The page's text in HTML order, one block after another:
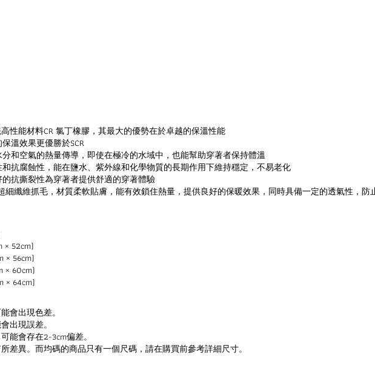
性能材料CR 氯丁橡膠，其最大的優勢在於卓越的保溫性能
溫效果更優勝於SCR
和空氣的熱量傳導，即使在極冷的水域中，也能幫助穿著者保持體溫
抗腐蝕性，能在鹽水、紫外線和化學物質的長期作用下維持穩定，不易老化
抗撕裂性為穿著者提供舒適的穿著體驗
細纖維抓毛，材質柔軟貼膚，能有效鎖住熱量，提供良好的保暖效果，同時具備一定的透氣性，防
× 52cm)
× 56cm)
× 60cm)
× 64cm)
會出現色差。
出現誤差。
能會存在2-3cm偏差。
差異。而均碼的商品只有一個尺碼，請在購買前參考詳細尺寸。